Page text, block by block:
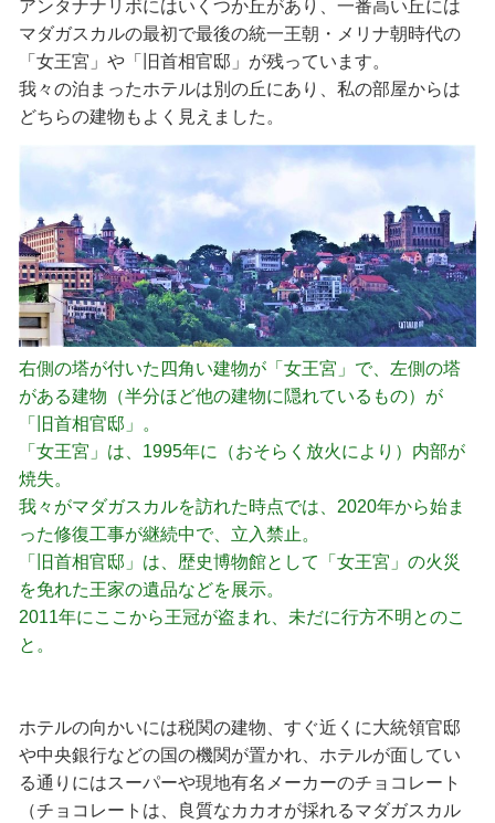
アンタナナリボにはいくつか丘があり、一番高い丘には
マダガスカルの最初で最後の統一王朝・メリナ朝時代の
「女王宮」や「旧首相官邸」が残っています。
我々の泊まったホテルは別の丘にあり、私の部屋からは
どちらの建物もよく見えました。
右側の塔が付いた四角い建物が「女王宮」で、左側の塔
がある建物（半分ほど他の建物に隠れているもの）が
「旧首相官邸」。
「女王宮」は、1995年に（おそらく放火により）内部が
焼失。
我々がマダガスカルを訪れた時点では、2020年から始ま
った修復工事が継続中で、立入禁止。
「旧首相官邸」は、歴史博物館として「女王宮」の火災
を免れた王家の遺品などを展示。
2011年にここから王冠が盗まれ、未だに行方不明とのこ
と。
ホテルの向かいには税関の建物、すぐ近くに大統領官邸
や中央銀行などの国の機関が置かれ、ホテルが面してい
る通りにはスーパーや現地有名メーカーのチョコレート
（チョコレートは、良質なカカオが採れるマダガスカル